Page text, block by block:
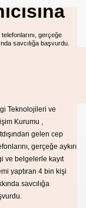
gerçeğe
savcılığa başvurdu.
Teknolojileri ve
Kurumu ,
gelen cep
gerçeğe aykırı
ve belgelerle kayıt
yaptıran 4 bin kişi
savcılığa